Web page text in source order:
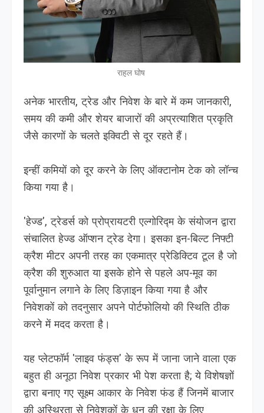
राहुल घोष
अनेक भारतीय, ट्रेड और निवेश के बारे में कम जानकारी,
समय की कमी और शेयर बाजारों की अप्रत्याशित प्रकृति
जैसे कारणों के चलते इक्विटी से दूर रहते हैं।
इन्हीं कमियों को दूर करने के लिए ऑक्टानोम टेक को लॉन्च
किया गया है।
'हेज्ड', ट्रेडर्स को प्रोप्रायटरी एल्गोरिद्म के संयोजन द्वारा
संचालित हेज्ड ऑप्शन ट्रेड देगा। इसका इन-बिल्ट निफ्टी
क्रैश मीटर अपनी तरह का एकमात्र प्रेडिक्टिव टूल है जो
क्रैश की शुरुआत या इसके होने से पहले अप-मूव का
पूर्वानुमान लगाने के लिए डिज़ाइन किया गया है और
निवेशकों को तदनुसार अपने पोर्टफोलियो की स्थिति ठीक
करने में मदद करता है।
यह प्लेटफॉर्म 'लाइव फंड्स' के रूप में जाना जाने वाला एक
बहुत ही अनूठा निवेश प्रकार भी पेश करता है; ये विशेषज्ञों
द्वारा बनाए गए सूक्ष्म आकार के निवेश फंड हैं जिनमें बाजार